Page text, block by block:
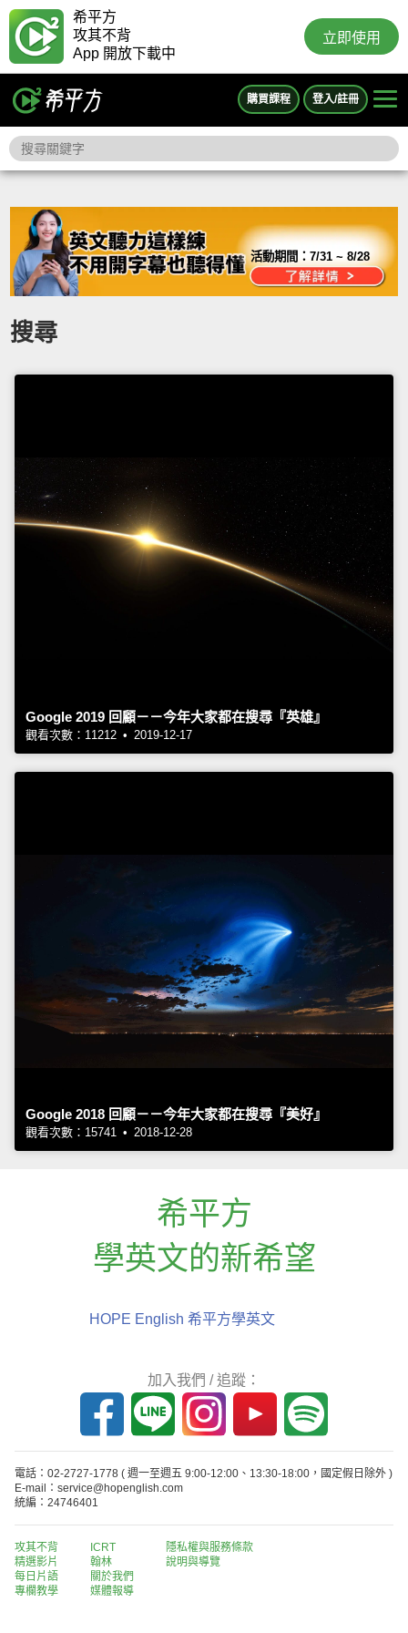
希平方
攻其不背
App 開放下載中
立即使用
購買課程 登入/註冊
活動期間：7/31 ~ 8/28
搜尋
Google 2019 回顧－－今年大家都在搜尋『英雄』
觀看次數：11212 • 2019-12-17
Google 2018 回顧－－今年大家都在搜尋『美好』
觀看次數：15741 • 2018-12-28
希平方
學英文的新希望
HOPE English 希平方學英文
加入我們 / 追蹤：
電話：02-2727-1778 ( 週一至週五 9:00-12:00、13:30-18:00，國定假日除外 )
E-mail：service@hopenglish.com
統編：24746401
攻其不背
精選影片
每日片語
專欄教學
ICRT
翰林
關於我們
媒體報導
隱私權與服務條款
說明與導覽